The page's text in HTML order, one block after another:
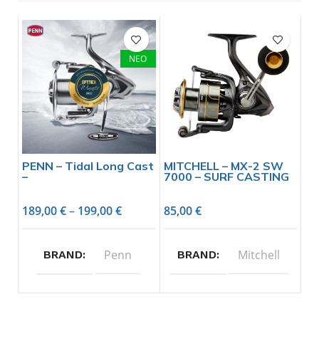
ΝΕΟ
PENN – Tidal Long Cast
–
189,00€– 199,00€
BRAND Penn
MITCHELL – MX-2 SW
7000 – SURF CASTING
85,00€
BRAND Mitchell